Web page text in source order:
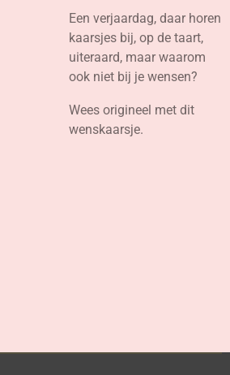
Een verjaardag, daar horen
kaarsjes bij, op de taart,
uiteraard, maar waarom
ook niet bij je wensen?
Wees origineel met dit
wenskaarsje.